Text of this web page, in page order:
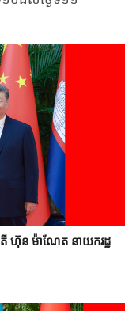
ហ៊ុន ម៉ាណែត នាយករដ្ឋ